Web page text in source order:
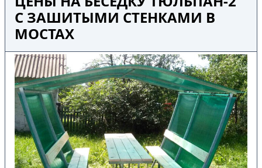
С ЗАШИТЫМИ СТЕНКАМИ В
МОСТАХ